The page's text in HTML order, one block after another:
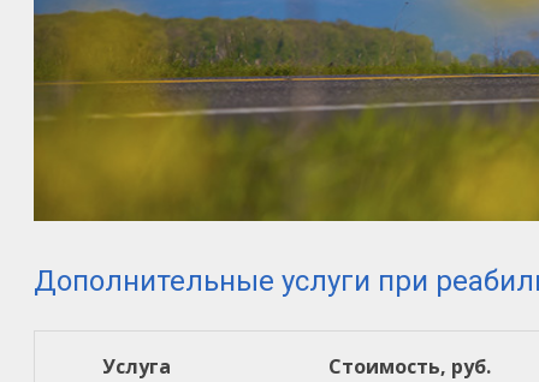
Дополнительные услуги при
Услуга Стоимость, руб.